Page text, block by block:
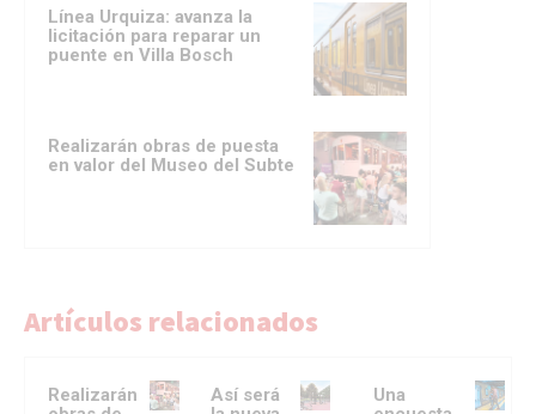
Línea Urquiza: avanza la
licitación para reparar un
puente en Villa Bosch
Realizarán obras de puesta
en valor del Museo del Subte
Artículos relacionados
Realizarán
Así será
Una